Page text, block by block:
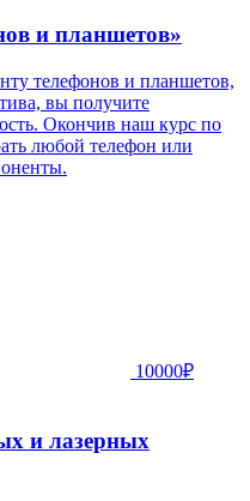
и планшетов»
телефонов и планшетов,
вы получите
Окончив наш курс по
любой телефон или
10000₽
и лазерных